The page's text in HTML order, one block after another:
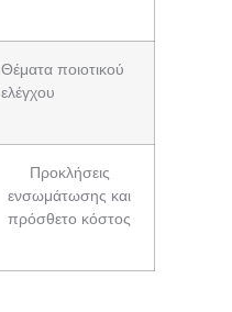
Θέματα ποιοτικού
ελέγχου
Προκλήσεις
ενσωμάτωσης και
πρόσθετο κόστος